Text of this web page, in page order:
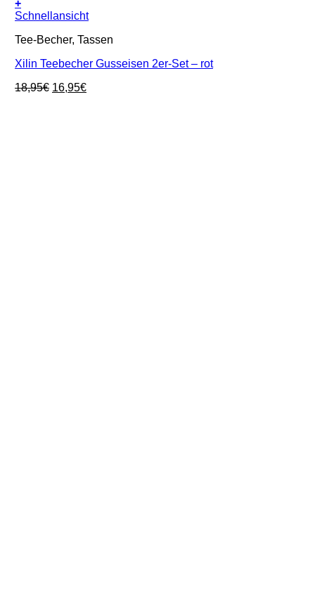
+
Schnellansicht
Tee-Becher, Tassen
Xilin Teebecher Gusseisen 2er-Set – rot
18,95€ Ursprünglicher
16,95€Aktueller